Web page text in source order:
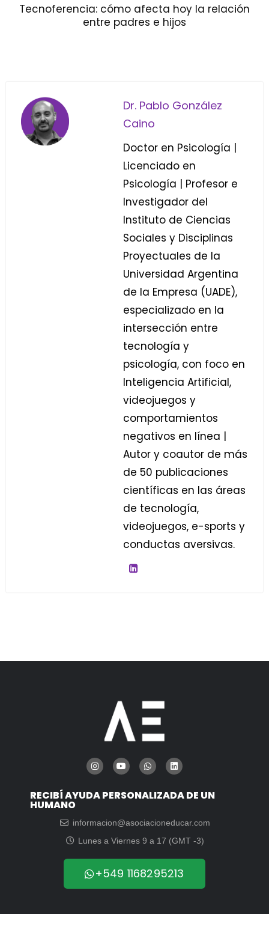
Tecnoferencia: cómo afecta hoy la relación
entre padres e hijos
Dr. Pablo González
Caino
Doctor en Psicología |
Licenciado en
Psicología | Profesor e
Investigador del
Instituto de Ciencias
Sociales y Disciplinas
Proyectuales de la
Universidad Argentina
de la Empresa (UADE),
especializado en la
intersección entre
tecnología y
psicología, con foco en
Inteligencia Artificial,
videojuegos y
comportamientos
negativos en línea |
Autor y coautor de más
de 50 publicaciones
científicas en las áreas
de tecnología,
videojuegos, e-sports y
conductas aversivas.
RECIBÍ AYUDA PERSONALIZADA DE UN
HUMANO
informacion@asociacioneducar.com
Lunes a Viernes 9 a 17 (GMT -3)
+549 1168295213